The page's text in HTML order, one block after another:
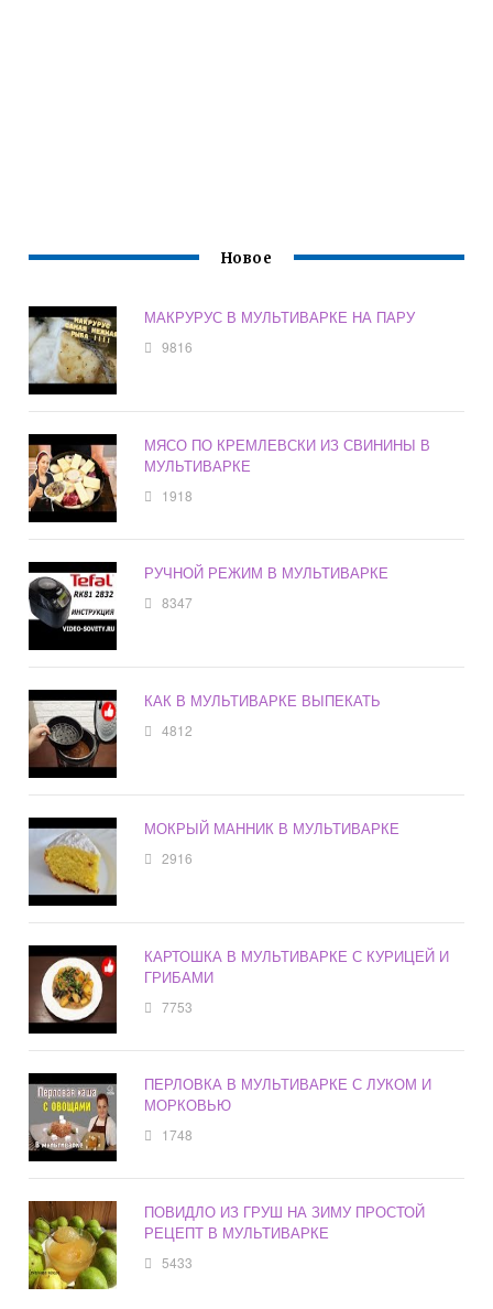
Новое
МАКРУРУС В МУЛЬТИВАРКЕ НА ПАРУ
9816
МЯСО ПО КРЕМЛЕВСКИ ИЗ СВИНИНЫ В
МУЛЬТИВАРКЕ
1918
РУЧНОЙ РЕЖИМ В МУЛЬТИВАРКЕ
8347
КАК В МУЛЬТИВАРКЕ ВЫПЕКАТЬ
4812
МОКРЫЙ МАННИК В МУЛЬТИВАРКЕ
2916
КАРТОШКА В МУЛЬТИВАРКЕ С КУРИЦЕЙ И
ГРИБАМИ
7753
ПЕРЛОВКА В МУЛЬТИВАРКЕ С ЛУКОМ И
МОРКОВЬЮ
1748
ПОВИДЛО ИЗ ГРУШ НА ЗИМУ ПРОСТОЙ
РЕЦЕПТ В МУЛЬТИВАРКЕ
5433